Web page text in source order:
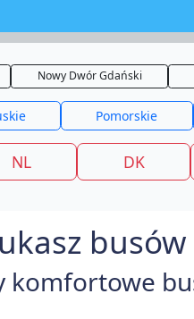
Nowy Dwór Gdański
Pomorskie
NL DK
komfortowe